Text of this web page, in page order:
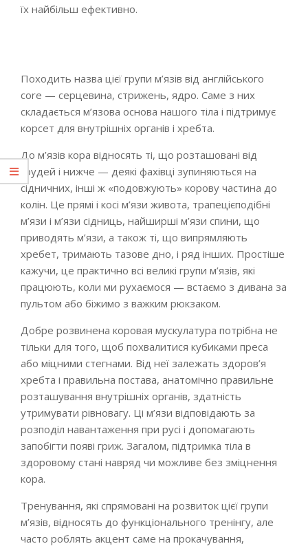
їх найбільш ефективно.
Походить назва цієї групи м’язів від англійського
core — серцевина, стрижень, ядро. Саме з них
складається м’язова основа нашого тіла і підтримує
корсет для внутрішніх органів і хребта.
До м’язів кора відносять ті, що розташовані від
грудей і нижче — деякі фахівці зупиняються на
сідничних, інші ж «подовжують» корову частина до
колін. Це прямі і косі м’язи живота, трапецієподібні
м’язи і м’язи сідниць, найширші м’язи спини, що
приводять м’язи, а також ті, що випрямляють
хребет, тримають тазове дно, і ряд інших. Простіше
кажучи, це практично всі великі групи м’язів, які
працюють, коли ми рухаємося — встаємо з дивана за
пультом або біжимо з важким рюкзаком.
Добре розвинена коровая мускулатура потрібна не
тільки для того, щоб похвалитися кубиками преса
або міцними стегнами. Від неї залежать здоров’я
хребта і правильна постава, анатомічно правильне
розташування внутрішніх органів, здатність
утримувати рівновагу. Ці м’язи відповідають за
розподіл навантаження при русі і допомагають
запобігти появі гриж. Загалом, підтримка тіла в
здоровому стані навряд чи можливе без зміцнення
кора.
Тренування, які спрямовані на розвиток цієї групи
м’язів, відносять до функціонального тренінгу, але
часто роблять акцент саме на прокачування,